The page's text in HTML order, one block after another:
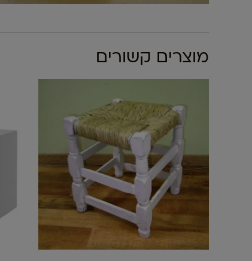
מוצרים קשורים